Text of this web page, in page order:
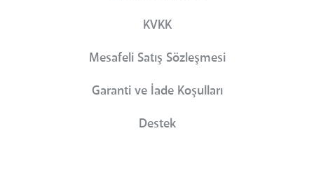
KVKK
Mesafeli Satış Sözleşmesi
Garanti ve İade Koşulları
Destek